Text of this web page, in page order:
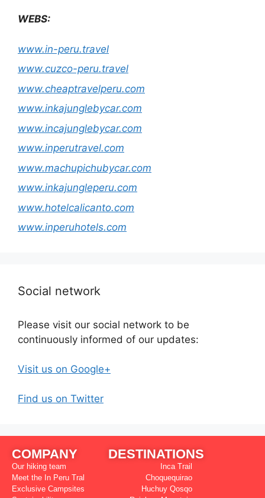
WEBS:
www.in-peru.travel
www.cuzco-peru.travel
www.cheaptravelperu.com
www.inkajunglebycar.com
www.incajunglebycar.com
www.inperutravel.com
www.machupichubycar.com
www.inkajungleperu.com
www.hotelcalicanto.com
www.inperuhotels.com
Social network
Please visit our social network to be
continuously informed of our updates:
Visit us on Google+
Find us on Twitter
COMPANY
Our hiking team
Meet the In Peru Tral
Exclusive Campsites
DESTINATIONS
Inca Trail
Choquequirao
Huchuy Qosqo